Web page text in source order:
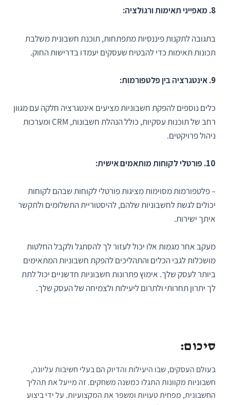
8. מאפייני תאימות ורגולציה:
בתגובה לתקנות פיננסיות מתפתחות, תוכנת חשבונית משלבת
תכונות תאימות כדי להבטיח שעסקים יעמדו בדרישות החוק.
9. אינטגרציה בין פלטפורמות:
כלים נוספים להפקת חשבוניות מציעים אינטגרציה חלקה עם מגוון
רחב של תוכנות עסקיות, כולל הנהלת חשבונות, CRM ומערכות
ניהול פרויקטים.
10. פורטלי לקוחות מותאמים אישית:
– פלטפורמות מסוימות מציגות פורטלי לקוחות שבהם לקוחות
יכולים לגשת לחשבוניות שלהם, להיסטוריית התשלומים ולתקשר
איתך ישירות.
מעקב אחר מגמות אלו יכול לעזור לך להסתגל ולקבל החלטות
מושכלות לגבי הכלים והתהליכים להפקת חשבוניות המתאימים
ביותר לעסק שלך. אימוץ פתרונות חשבוניות חדשניים יכול לתת
לך יתרון תחרותי ולתרום ליעילות ולצמיחה של העסק שלך.
סיכום:
בעולם העסקים, שבו היעילות והדיוק הם בעלי חשיבות עליונה,
חשבוניות מקוונות התגלו כמשנה משחקים. זה מייעל את תהליך
החשבונית, מפחית טעויות ומשפר את המקצועיות. על ידי ביצוע